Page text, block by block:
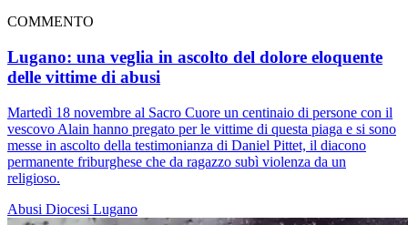
COMMENTO
Lugano: una veglia in ascolto del dolore eloquente
delle vittime di abusi
Martedì 18 novembre al Sacro Cuore un centinaio di persone con il
vescovo Alain hanno pregato per le vittime di questa piaga e si sono
messe in ascolto della testimonianza di Daniel Pittet, il diacono
permanente friburghese che da ragazzo subì violenza da un
religioso.
Abusi Diocesi Lugano